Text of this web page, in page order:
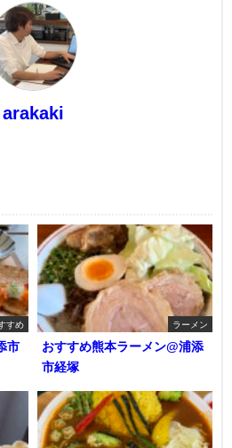
arakaki
すめ
市
ラーメン
おすすめ熊本ラーメン@浦添
市経塚